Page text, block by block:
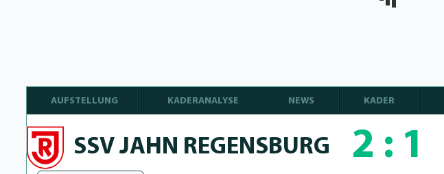
AUFSTELLUNG KADERANALYSE NEWS KADER
SSV JAHN REGENSBURG 2 : 1